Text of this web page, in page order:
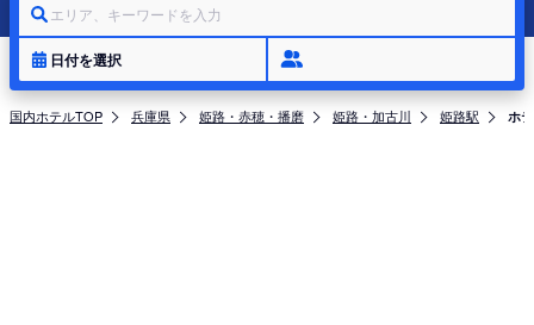
エリア、キーワードを入力
日付を選択
国内ホテルTOP 兵庫県 姫路・赤穂・播磨 姫路・加古川 姫路駅 ホ